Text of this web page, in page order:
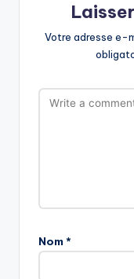
Votre adresse e-
Nom *